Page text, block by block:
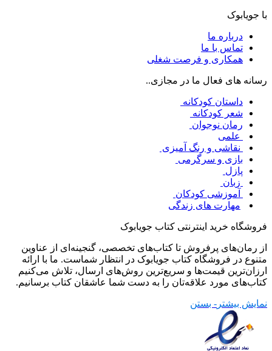
با جویابوک
درباره ما
تماس با ما
همکاری و فرصت شغلی
رسانه های فعال ما در مجازی..
داستان کودکانه
شعر کودکانه
رمان نوجوان
علمی
نقاشی و رنگ آمیزی
بازی و سرگرمی
پازل
زبان
آموزشی کودکان
مهارت های زندگی
فروشگاه خرید اینترنتی کتاب جویابوک
از رمان‌های پرفروش تا کتاب‌های تخصصی، گنجینه‌ای از عناوین
متنوع در فروشگاه کتاب جویابوک در انتظار شماست. ما با ارائه
ارزان‌ترین قیمت‌ها و سریع‌ترین روش‌های ارسال، تلاش می‌کنیم
کتاب‌های مورد علاقه‌تان را به دست شما عاشقان کتاب برسانیم.
نمایش بیشتر - بستن